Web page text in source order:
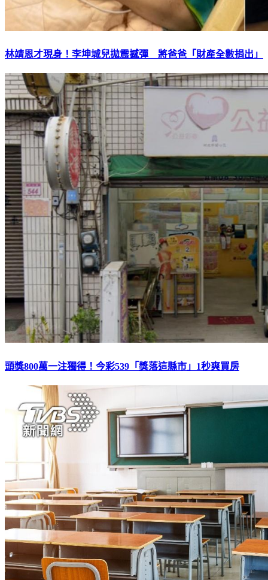
林靖恩才現身！李坤城兒拋震撼彈 將爸爸「財產全數捐出」
頭獎800萬一注獨得！今彩539「獎落這縣市」1秒爽買房